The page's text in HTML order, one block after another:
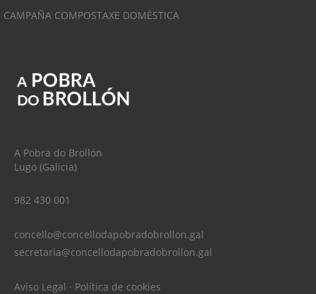
CAMPAÑA COMPOSTAXE DOMÉSTICA
A Pobra do Brollón
Lugo (Galicia)
982 430 001
concello@concellodapobradobrollon.gal
secretaria@concellodapobradobrollon.gal
Aviso Legal · Política de cookies